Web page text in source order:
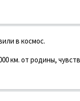
в космос.
км. от родины,